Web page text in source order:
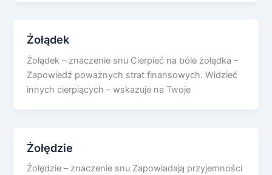
Żołądek
Żołądek – znaczenie snu Cierpieć na bóle żołądka –
Zapowiedź poważnych strat finansowych. Widzieć
innych cierpiących – wskazuje na Twoje
Żołędzie
Żołędzie – znaczenie snu Zapowiadają przyjemności